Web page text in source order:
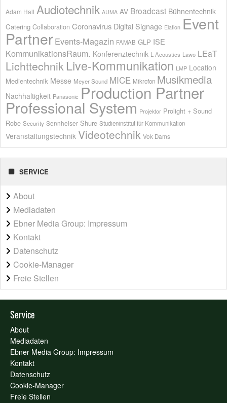
Adam Hall Audiotechnik AUMA AV Broadcast Bühnentechnik
Catering Collaboration Coronavirus Digital Signage Elation Event
Partner Events-Magazin FAMAB GLP ISE
KommunikationsRaum. Konferenztechnik L-Acoustics Lawo LEaT
Lichttechnik Live-Kommunikation LMP Location
Medientechnik Messe Meyer Sound MICE Mikrofon Musikmedia
Nachhaltigkeit Panasonic Production Partner
Professional System Projektor Prolight + Sound
Robe Security Sennheiser Shure Studieninstitut für Kommunikation
Veranstaltungstechnik Videotechnik Vok Dams
SERVICE
About
Mediadaten
Ebner Media Group: Impressum
Kontakt
Datenschutz
Cookie-Manager
Freie Stellen
Service
About
Mediadaten
Ebner Media Group: Impressum
Kontakt
Datenschutz
Cookie-Manager
Freie Stellen